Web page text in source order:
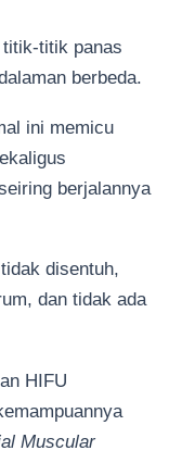
titik panas
berbeda.
ini memicu
berjalannya
disentuh,
dan tidak ada
HIFU
Muscular